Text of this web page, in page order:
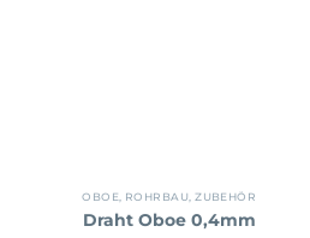
OBOE ROHRBAU ,ZUBEHÖR
Draht Oboe 0,4mm